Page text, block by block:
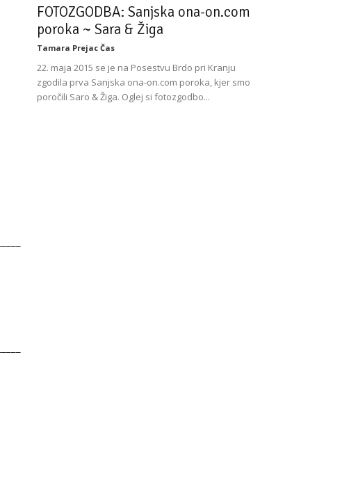
FOTOZGODBA: Sanjska ona-on.com
poroka ~ Sara & Žiga
Tamara Prejac Čas
22. maja 2015 se je na Posestvu Brdo pri Kranju
zgodila prva Sanjska ona-on.com poroka, kjer smo
poročili Saro & Žiga. Oglej si fotozgodbo...